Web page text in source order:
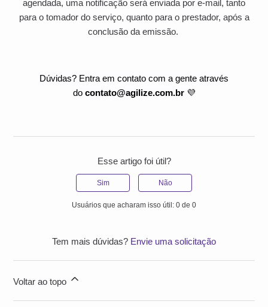
agendada, uma notificação será enviada por e-mail, tanto
para o tomador do serviço, quanto para o prestador, após a
conclusão da emissão.
Dúvidas? Entra em contato com a gente através
do contato@agilize.com.br💜
Esse artigo foi útil?
Sim Não
Usuários que acharam isso útil: 0 de 0
Tem mais dúvidas? Envie uma solicitação
Voltar ao topo